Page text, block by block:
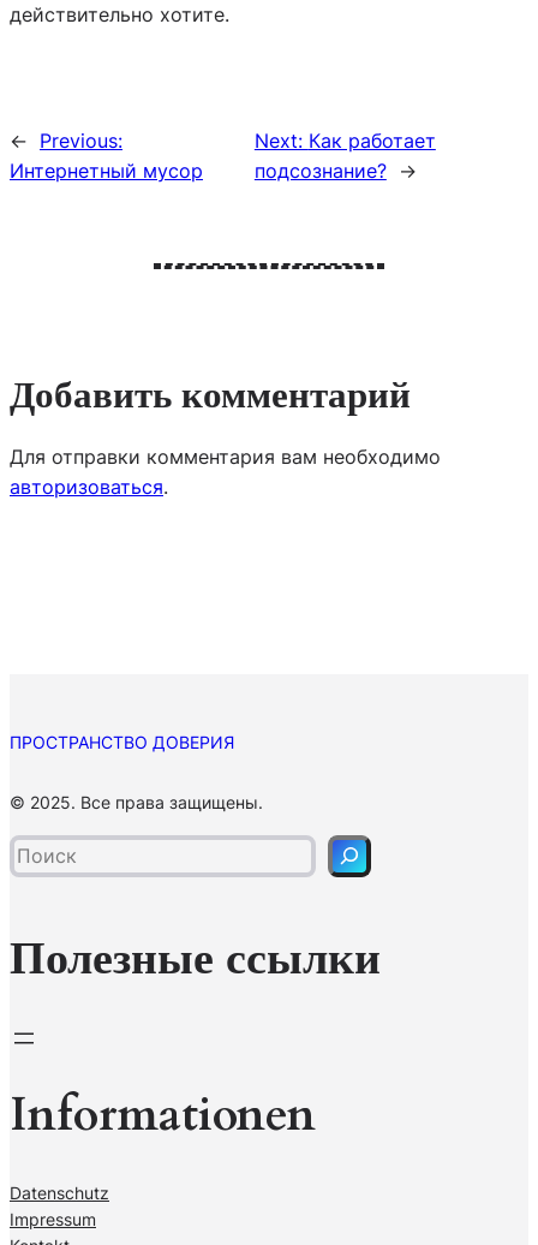
действительно хотите.
← Previous:
Интернетный мусор
Next: Как работает
подсознание?
→
Добавить комментарий
Для отправки комментария вам необходимо
авторизоваться.
ПРОСТРАНСТВО ДОВЕРИЯ
© 2025. Все права защищены.
о
и
Полезные ссылки
Informationen
Datenschutz
Impressum